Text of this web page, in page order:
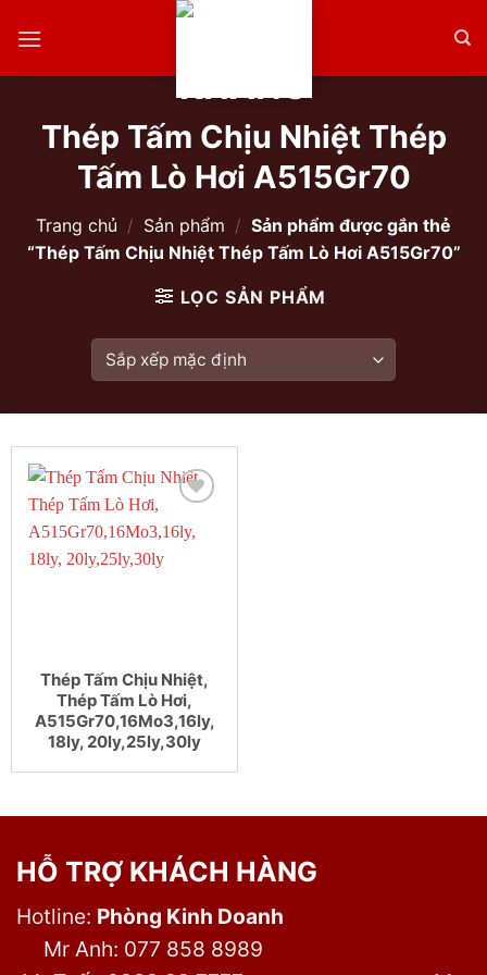
Thép Tấm Chịu Nhiệt Thép
Tấm Lò Hơi A515Gr70
Trang chủ / Sản phẩm / Sản phẩm được gắn thẻ
“Thép Tấm Chịu Nhiệt Thép Tấm Lò Hơi A515Gr70”
LỌC SẢN PHẨM
Thép Tấm Chịu Nhiệt,
Thép Tấm Lò Hơi,
A515Gr70,16Mo3,16ly,
18ly, 20ly,25ly,30ly
HỖ TRỢ KHÁCH HÀNG
Hotline: Phòng Kinh Doanh
Mr Anh: 077 858 8989